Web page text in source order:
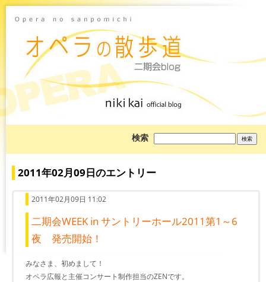
検索
を
索:
2011年02月09日のエントリー
2011年02月09日 11:02
二期会WEEK in サントリーホール2011第1～6
夜 発売開始！
みなさま、初めまして！
オペラ広報と主催コンサート制作担当のZENです。